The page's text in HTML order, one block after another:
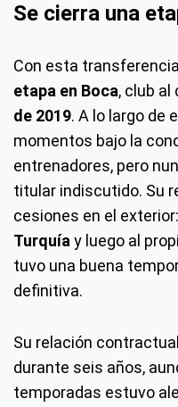
Se cierra una
Con esta
etapa en Boca, club al
de 2019. A lo largo de
momentos bajo la
entrenadores, pero
titular indiscutido. Su
cesiones en el
Turquía y luego al
tuvo una buena
definitiva.
Su relación
durante seis años,
temporadas estuvo